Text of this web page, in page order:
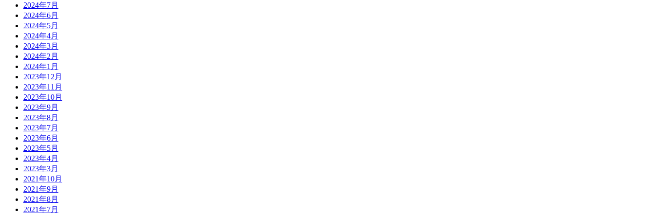
2024年7月
2024年6月
2024年5月
2024年4月
2024年3月
2024年2月
2024年1月
2023年12月
2023年11月
2023年10月
2023年9月
2023年8月
2023年7月
2023年6月
2023年5月
2023年4月
2023年3月
2021年10月
2021年9月
2021年8月
2021年7月